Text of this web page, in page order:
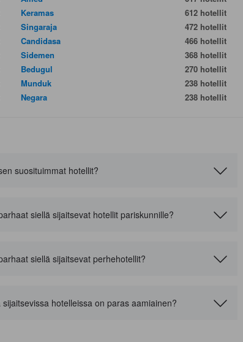
Keramas
612 hotellit
Singaraja
472 hotellit
Candidasa
466 hotellit
Sidemen
368 hotellit
Bedugul
270 hotellit
Munduk
238 hotellit
Negara
238 hotellit
suosituimmat hotellit?
siellä sijaitsevat hotellit pariskunnille?
siellä sijaitsevat perhehotellit?
hotelleissa on paras aamiainen?